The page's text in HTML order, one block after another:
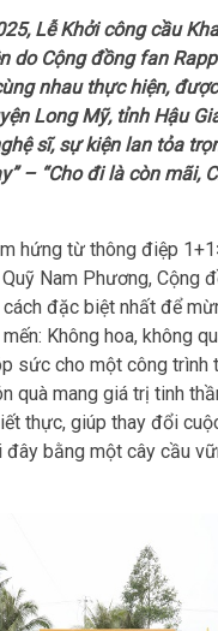
Lễ Khởi công cầu
do Cộng đồng fan
nhau thực hiện,
Long Mỹ, tỉnh Hậu
sĩ, sự kiện lan tỏa
– “Cho đi là còn mãi,
hứng từ thông điệp
Nam Phương, Cộng
đặc biệt nhất để
Không hoa, không
sức cho một công trình
quà mang giá trị tinh
thực, giúp thay đổi
đây bằng một cây cầu